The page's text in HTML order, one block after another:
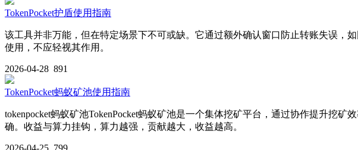
TokenPocket护盾使用指南
该工具并非万能，但在特定场景下不可或缺。它通过额外确认窗口防止转账失误，
使用，不应轻视其作用。
2026-04-28 891
TokenPocket蚂蚁矿池使用指南
tokenpocket蚂蚁矿池TokenPocket蚂蚁矿池是一个集体挖矿平台，通过协作提升挖
确。收益与算力挂钩，算力越强，贡献越大，收益越高。
2026-04-25 799